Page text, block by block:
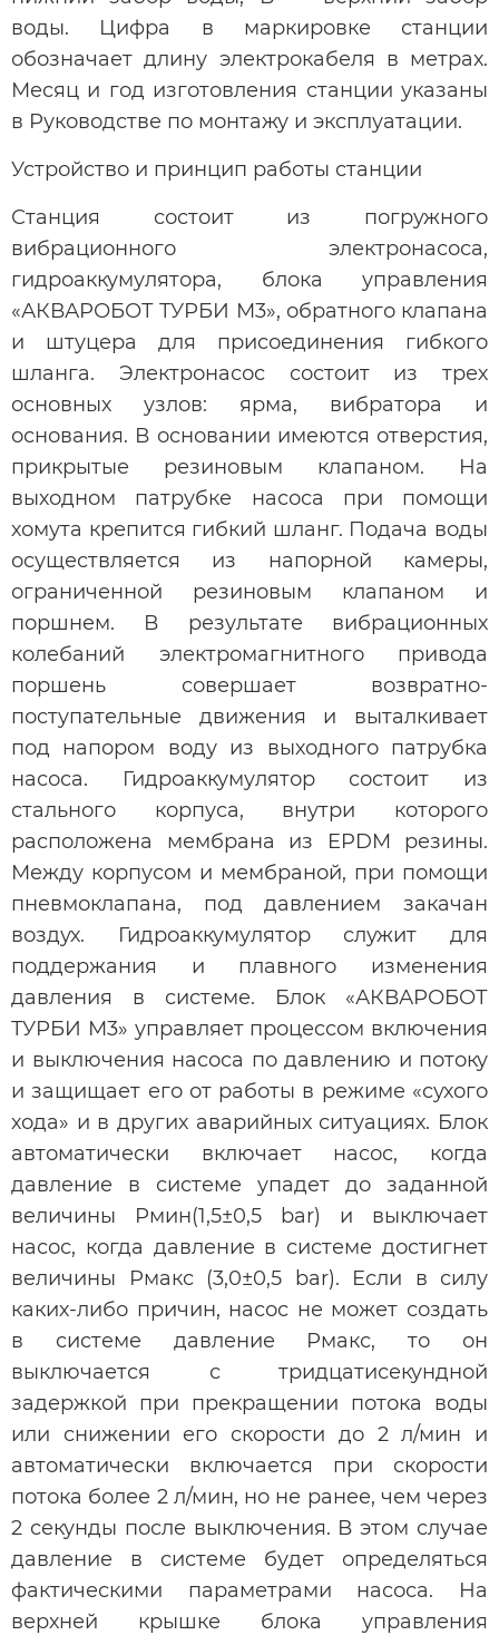
воды. Цифра в маркировке станции
обозначает длину электрокабеля в метрах.
Месяц и год изготовления станции указаны
в Руководстве по монтажу и эксплуатации.
Устройство и принцип работы станции
Станция состоит из погружного
вибрационного электронасоса,
гидроаккумулятора, блока управления
«АКВАРОБОТ ТУРБИ М3», обратного клапана
и штуцера для присоединения гибкого
шланга. Электронасос состоит из трех
основных узлов: ярма, вибратора и
основания. В основании имеются отверстия,
прикрытые резиновым клапаном. На
выходном патрубке насоса при помощи
хомута крепится гибкий шланг. Подача воды
осуществляется из напорной камеры,
ограниченной резиновым клапаном и
поршнем. В результате вибрационных
колебаний электромагнитного привода
поршень совершает возвратно-
поступательные движения и выталкивает
под напором воду из выходного патрубка
насоса. Гидроаккумулятор состоит из
стального корпуса, внутри которого
расположена мембрана из EPDM резины.
Между корпусом и мембраной, при помощи
пневмоклапана, под давлением закачан
воздух. Гидроаккумулятор служит для
поддержания и плавного изменения
давления в системе. Блок «АКВАРОБОТ
ТУРБИ М3» управляет процессом включения
и выключения насоса по давлению и потоку
и защищает его от работы в режиме «сухого
хода» и в других аварийных ситуациях. Блок
автоматически включает насос, когда
давление в системе упадет до заданной
величины Рмин(1,5±0,5 bar) и выключает
насос, когда давление в системе достигнет
величины Рмакс (3,0±0,5 bar). Если в силу
каких-либо причин, насос не может создать
в системе давление Рмакс, то он
выключается с тридцатисекундной
задержкой при прекращении потока воды
или снижении его скорости до 2 л/мин и
автоматически включается при скорости
потока более 2 л/мин, но не ранее, чем через
2 секунды после выключения. В этом случае
давление в системе будет определяться
фактическими параметрами насоса. На
верхней крышке блока управления